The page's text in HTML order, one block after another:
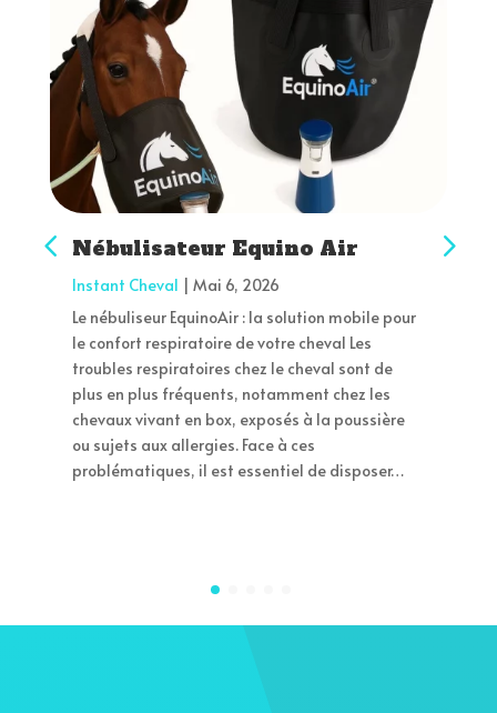
Nébulisateur Equino Air
Instant Cheval | Mai 6, 2026
Le nébuliseur EquinoAir : la solution mobile pour
le confort respiratoire de votre cheval Les
troubles respiratoires chez le cheval sont de
plus en plus fréquents, notamment chez les
chevaux vivant en box, exposés à la poussière
ou sujets aux allergies. Face à ces
problématiques, il est essentiel de disposer…